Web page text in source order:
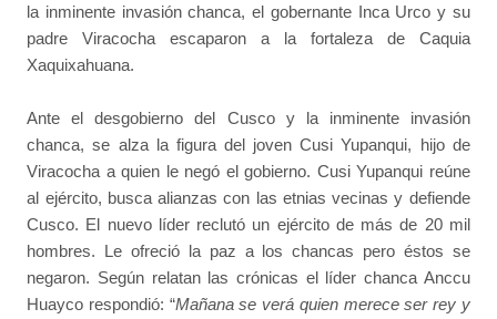
la inminente invasión chanca, el gobernante Inca Urco y su
padre Viracocha escaparon a la fortaleza de Caquia
Xaquixahuana.
Ante el desgobierno del Cusco y la inminente invasión
chanca, se alza la figura del joven Cusi Yupanqui, hijo de
Viracocha a quien le negó el gobierno. Cusi Yupanqui reúne
al ejército, busca alianzas con las etnias vecinas y defiende
Cusco. El nuevo líder reclutó un ejército de más de 20 mil
hombres. Le ofreció la paz a los chancas pero éstos se
negaron. Según relatan las crónicas el líder chanca Anccu
Huayco respondió: “Mañana se verá quien merece ser rey y